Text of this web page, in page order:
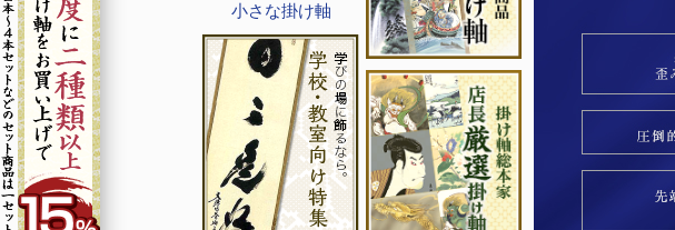
小さな掛け軸